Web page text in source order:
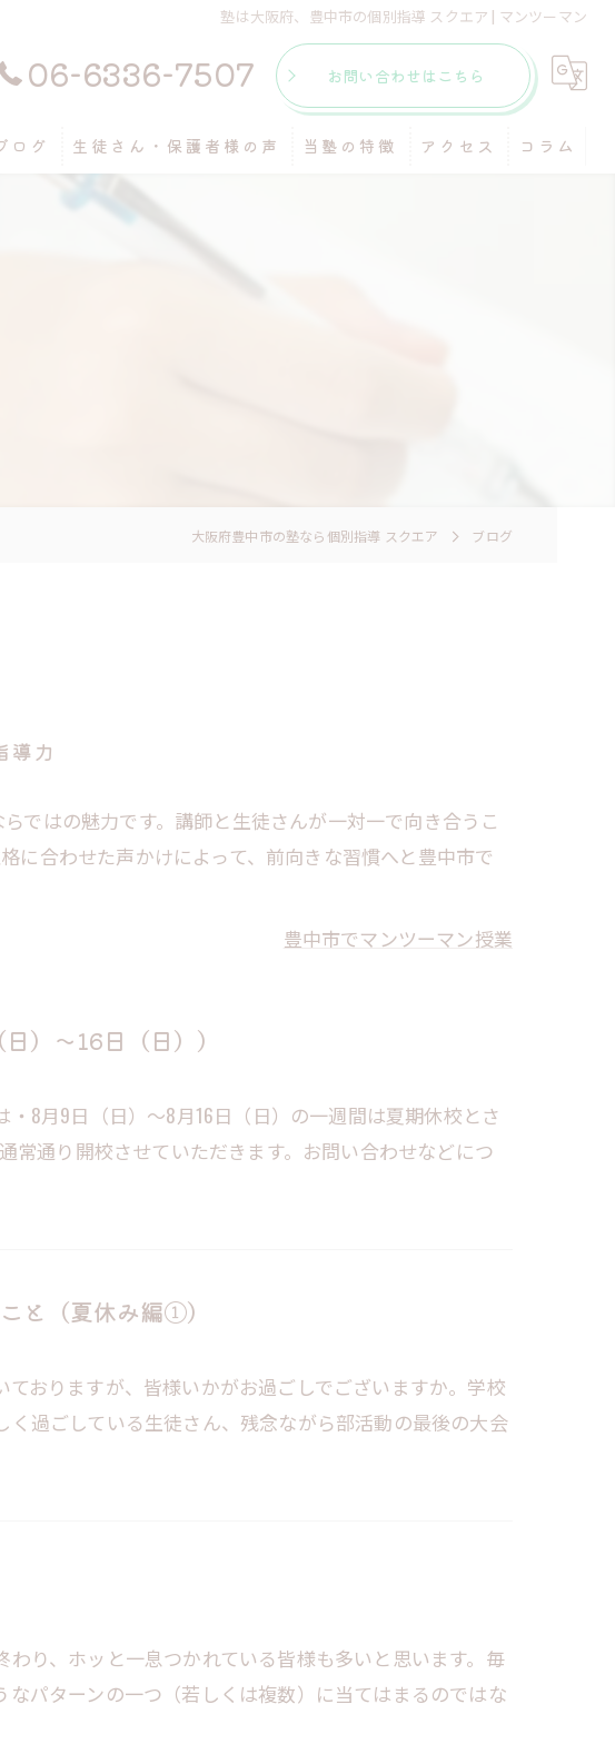
塾は大阪府、豊中市の個別指導 スクエア | マンツーマン
06-6336-7507 お問い合わせはこちら
ログ 生徒さん・保護者様の声 当塾の特徴 アクセス コラム
大阪府豊中市の塾なら個別指導 スクエア ブログ
導力
ではの魅力です。講師と生徒さんが一対一で向き合うこ
に合わせた声かけによって、前向きな習慣へと豊中市で
豊中市でマンツーマン授業
）～16日（日））
8月9日（日）～8月16日（日）の一週間は夏期休校とさ
常通り開校させていただきます。お問い合わせなどにつ
と（夏休み編①）
おりますが、皆様いかがお過ごしでございますか。学校
過ごしている生徒さん、残念ながら部活動の最後の大会
り、ホッと一息つかれている皆様も多いと思います。毎
パターンの一つ（若しくは複数）に当てはまるのではな